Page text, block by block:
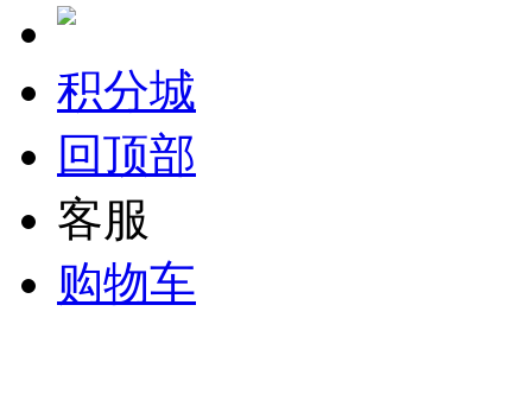
积分城
回顶部
客服
购物车